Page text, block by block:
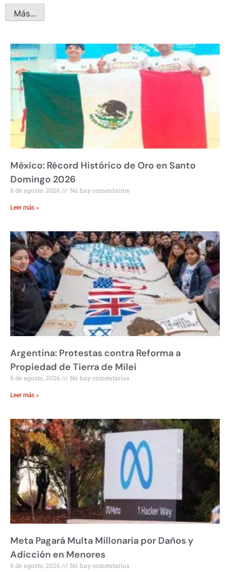
Más...
México: Récord Histórico de Oro en Santo
Domingo 2026
6 de agosto, 2026 No hay comentarios
Leer más »
Argentina: Protestas contra Reforma a
Propiedad de Tierra de Milei
6 de agosto, 2026 No hay comentarios
Leer más »
Meta Pagará Multa Millonaria por Daños y
Adicción en Menores
6 de agosto, 2026 No hay comentarios